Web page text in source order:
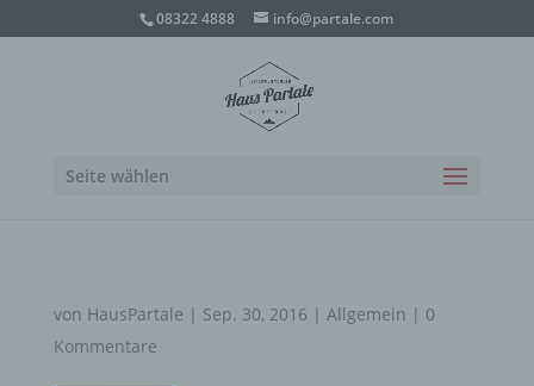
08322 4888 info@partale.com
Seite wählen
von HausPartale | Sep. 30, 2016 | Allgemein | 0
Kommentare